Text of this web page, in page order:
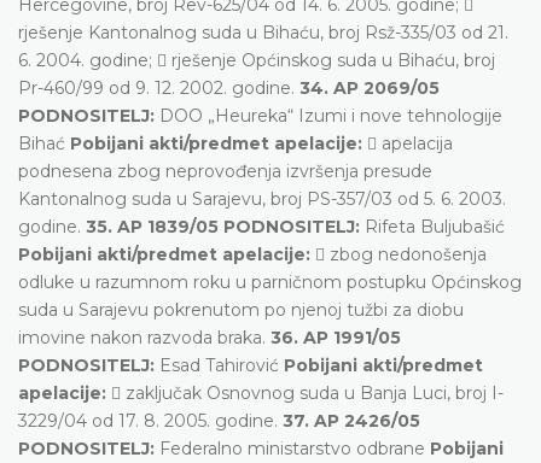
Hercegovine, broj Rev-625/04 od 14. 6. 2005. godine; 
rješenje Kantonalnog suda u Bihaću, broj Rsž-335/03 od 21.
6. 2004. godine;  rješenje Općinskog suda u Bihaću, broj
Pr-460/99 od 9. 12. 2002. godine. 34. AP 2069/05
PODNOSITELJ: DOO „Heureka“ Izumi i nove tehnologije
Bihać Pobijani akti/predmet apelacije:  apelacija
podnesena zbog neprovođenja izvršenja presude
Kantonalnog suda u Sarajevu, broj PS-357/03 od 5. 6. 2003.
godine. 35. AP 1839/05 PODNOSITELJ: Rifeta Buljubašić
Pobijani akti/predmet apelacije:  zbog nedonošenja
odluke u razumnom roku u parničnom postupku Općinskog
suda u Sarajevu pokrenutom po njenoj tužbi za diobu
imovine nakon razvoda braka. 36. AP 1991/05
PODNOSITELJ: Esad Tahirović Pobijani akti/predmet
apelacije:  zaključak Osnovnog suda u Banja Luci, broj I-
3229/04 od 17. 8. 2005. godine. 37. AP 2426/05
PODNOSITELJ: Federalno ministarstvo odbrane Pobijani